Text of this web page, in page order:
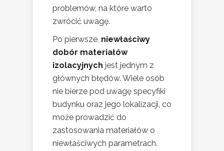
problemów, na które warto
zwrócić uwagę.
Po pierwsze, niewłaściwy
dobór materiałów
izolacyjnych jest jednym z
głównych błędów. Wiele osób
nie bierze pod uwagę specyfiki
budynku oraz jego lokalizacji, co
może prowadzić do
zastosowania materiałów o
niewłaściwych parametrach.